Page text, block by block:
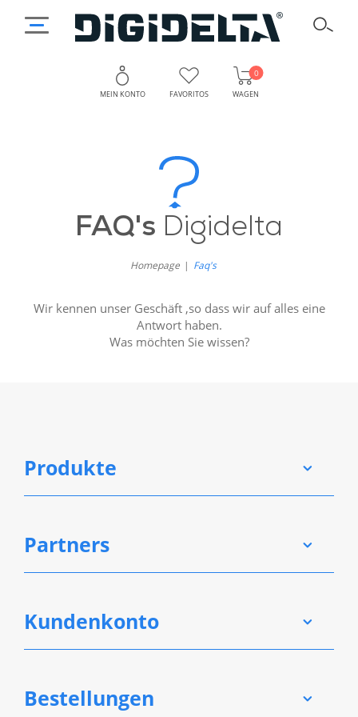
MEIN KONTO FAVORITOS WAGEN
0
FAQ's Digidelta
Homepage Faq's
Wir kennen unser Geschäft ,so dass wir auf alles eine
Antwort haben.
Was möchten Sie wissen?
Produkte
Partners
Kundenkonto
Bestellungen